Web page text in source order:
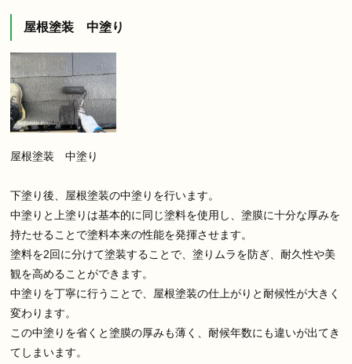
屋根塗装 中塗り
屋根塗装 中塗り
下塗り後、屋根塗装の中塗りを行います。
中塗りと上塗りは基本的に同じ塗料を使用し、塗膜に十分な厚みを
持たせることで塗料本来の性能を発揮させます。
塗料を2回に分けて塗装することで、塗りムラを防ぎ、耐久性や美
観を高めることができます。
中塗りを丁寧に行うことで、屋根塗装の仕上がりと耐候性が大きく
変わります。
この中塗りを省くと塗膜の厚みも薄く、耐候年数にも違いが出てき
てしまいます。